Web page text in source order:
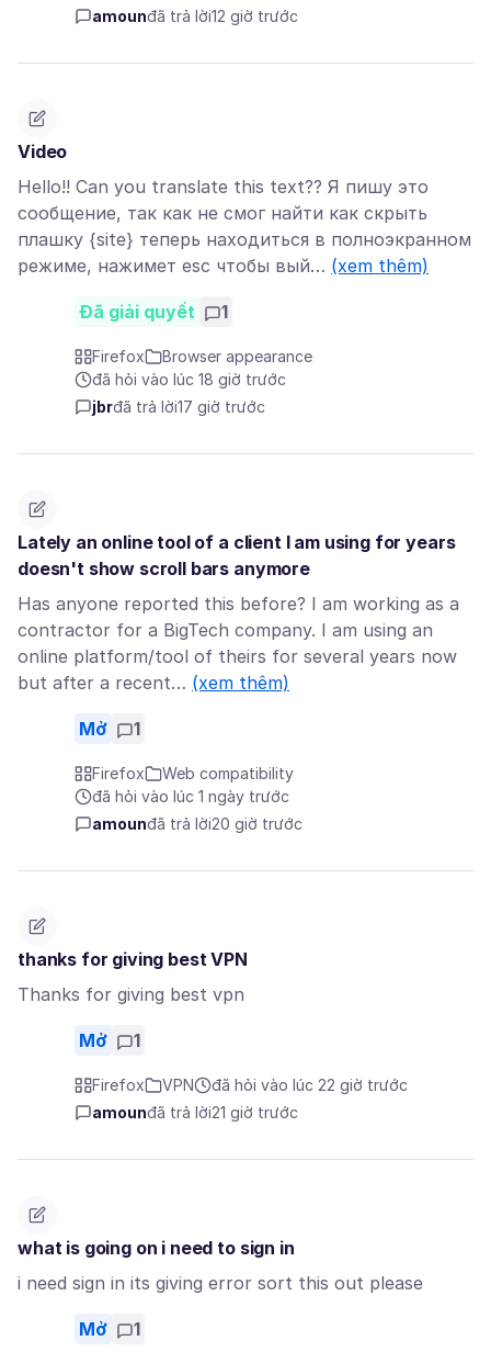
amounđã trả lời12 giờ trước
Video
Hello!! Can you translate this text?? Я пишу это
сообщение, так как не смог найти как скрыть
плашку {site} теперь находиться в полноэкранном
режиме, нажимет esc чтобы вый… (xem thêm)
Đã giải quyết 1
Firefox
Browser appearance
đã hỏi vào lúc 18 giờ trước
jbrđã trả lời17 giờ trước
Lately an online tool of a client I am using for years
doesn't show scroll bars anymore
Has anyone reported this before? I am working as a
contractor for a BigTech company. I am using an
online platform/tool of theirs for several years now
but after a recent… (xem thêm)
Mở 1
Firefox
Web compatibility
đã hỏi vào lúc 1 ngày trước
amounđã trả lời20 giờ trước
thanks for giving best VPN
Thanks for giving best vpn
Mở 1
Firefox VPN
đã hỏi vào lúc 22 giờ trước
amounđã trả lời21 giờ trước
what is going on i need to sign in
i need sign in its giving error sort this out please
Mở 1